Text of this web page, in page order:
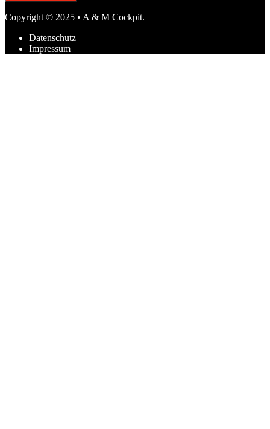
Copyright © 2025 • A & M Cockpit.
Datenschutz
Impressum